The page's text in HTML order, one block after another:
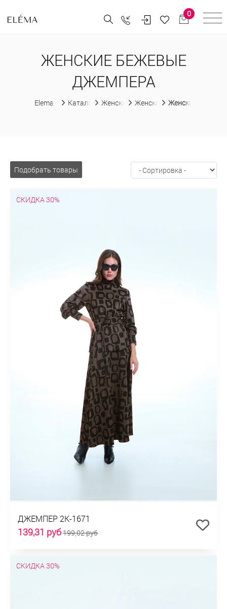
0
ЖЕНСКИЕ БЕЖЕВЫЕ
ДЖЕМПЕРА
Elema Каталог Женская одеждаЖенские джемпера
Женские
Подобрать товары
СКИДКА 30%
ДЖЕМПЕР 2К-1671
139,31 руб199,02 руб
СКИДКА 30%